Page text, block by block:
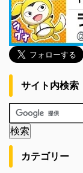
サイト内検索
カテゴリー